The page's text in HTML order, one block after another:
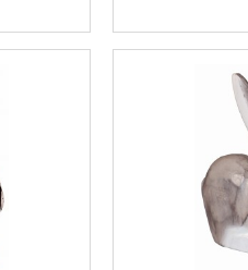
/ 2
Łapacz snów
kolory